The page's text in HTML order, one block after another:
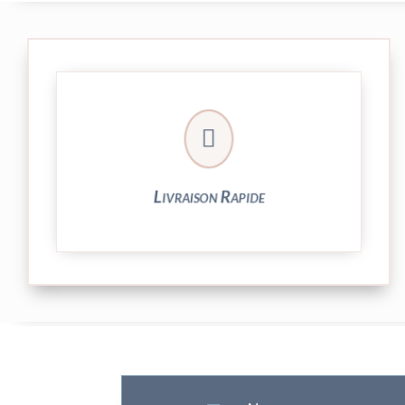

Livraison Rapide
Votre commande est expédiée sous 24/48h
et livrée par Colissimo.